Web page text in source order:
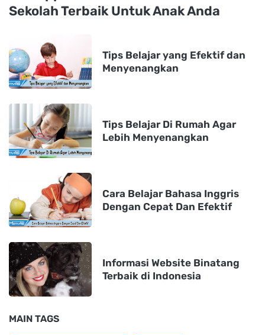
Sekolah Terbaik Untuk Anak Anda
Tips Belajar yang Efektif dan
Menyenangkan
Tips Belajar Di Rumah Agar
Lebih Menyenangkan
Cara Belajar Bahasa Inggris
Dengan Cepat Dan Efektif
Informasi Website Binatang
Terbaik di Indonesia
MAIN TAGS